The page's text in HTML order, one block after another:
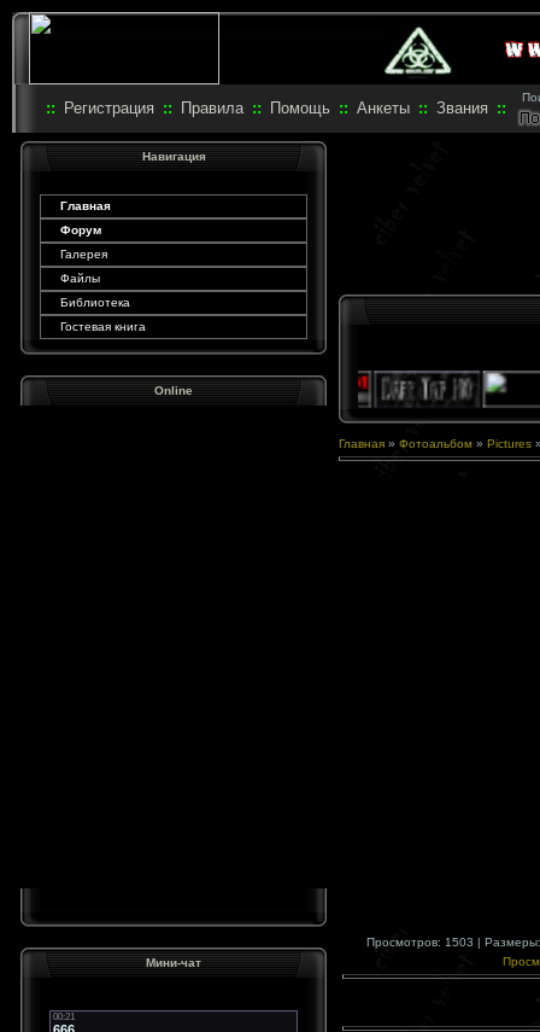
:: Регистрация :: Правила :: Помощь :: Анкеты :: Звания ::
Навигация
Главная
Форум
Галерея
Файлы
Библиотека
Гостевая книга
Online
Мини-чат
Главная » Фотоальбом » Pictures
Просмотров: 1503 |